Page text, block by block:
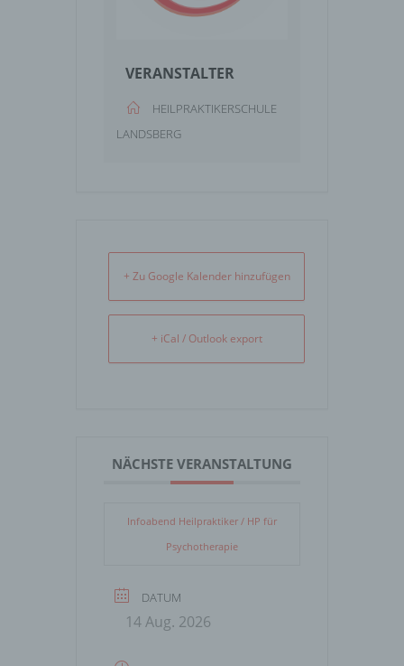
VERANSTALTER
HEILPRAKTIKERSCHULE
LANDSBERG
+ Zu Google Kalender hinzufügen
+ iCal / Outlook export
NÄCHSTE VERANSTALTUNG
Infoabend Heilpraktiker / HP für
Psychotherapie
DATUM
14 Aug. 2026